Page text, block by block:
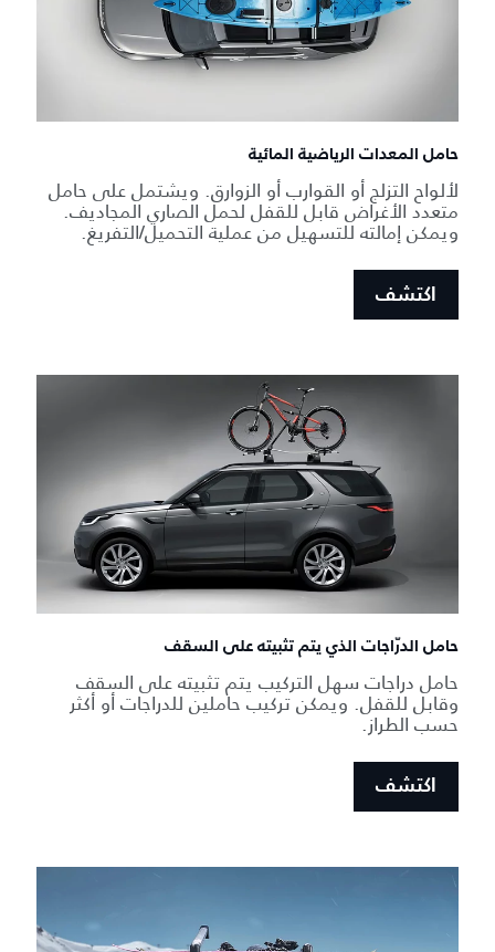
حامل المعدات الرياضية المائية
لألواح التزلج أو القوارب أو الزوارق. ويشتمل على حامل
متعدد الأغراض قابل للقفل لحمل الصاري المجاديف.
ويمكن إمالته للتسهيل من عملية التحميل/التفريغ.
اكتشف
حامل الدرّاجات الذي يتم تثبيته على السقف
حامل دراجات سهل التركيب يتم تثبيته على السقف
وقابل للقفل. ويمكن تركيب حاملين للدراجات أو أكثر
حسب الطراز.
اكتشف